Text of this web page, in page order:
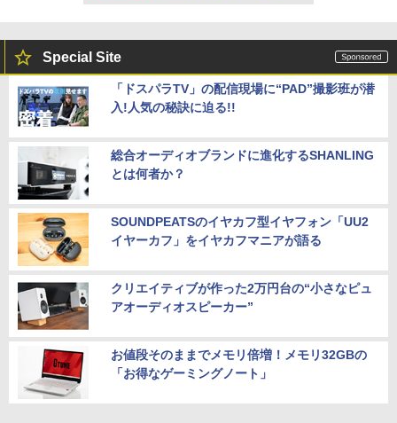
Special Site
「ドスパラTV」の配信現場に“PAD”撮影班が潜
入!人気の秘訣に迫る!!
総合オーディオブランドに進化するSHANLING
とは何者か？
SOUNDPEATSのイヤカフ型イヤフォン「UU2
イヤーカフ」をイヤカフマニアが語る
クリエイティブが作った2万円台の“小さなピュ
アオーディオスピーカー”
お値段そのままでメモリ倍増！メモリ32GBの
「お得なゲーミングノート」